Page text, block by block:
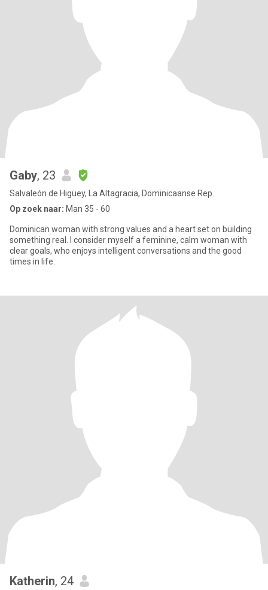
Gaby, 23
Salvaleón de Higüey, La Altagracia, Dominicaanse Rep.
Op zoek naar: Man 35 - 60
Dominican woman with strong values ​​and a heart set on building
something real. I consider myself a feminine, calm woman with
clear goals, who enjoys intelligent conversations and the good
times in life.
Katherin, 24